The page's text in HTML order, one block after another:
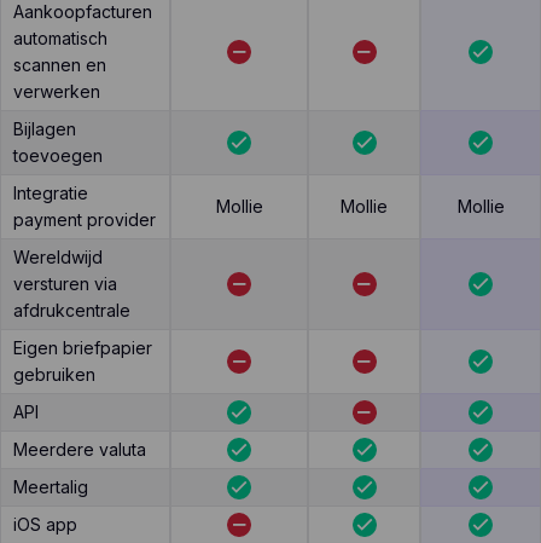
Aankoopfacturen
automatisch
scannen en
verwerken
Bijlagen
toevoegen
Integratie
payment provider
Mollie Mollie Mollie
Wereldwijd
versturen via
afdrukcentrale
Eigen briefpapier
gebruiken
API
Meerdere valuta
Meertalig
iOS app